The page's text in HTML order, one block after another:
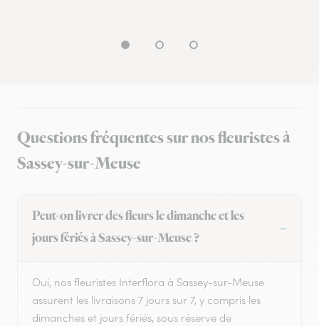
Questions fréquentes sur nos fleuristes à
Sassey-sur-Meuse
Peut-on livrer des fleurs le dimanche et les
jours fériés à Sassey-sur-Meuse ?
Oui, nos fleuristes Interflora à Sassey-sur-Meuse
assurent les livraisons 7 jours sur 7, y compris les
dimanches et jours fériés, sous réserve de